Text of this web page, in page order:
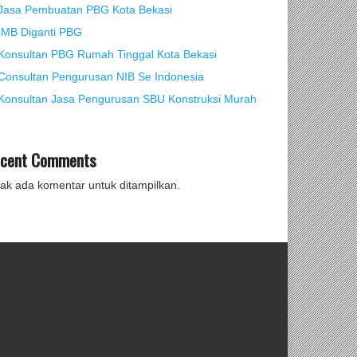
Pembuatan PBG Kota Bekasi
Diganti PBG
PBG Rumah Tinggal Kota Bekasi
Pengurusan NIB Se Indonesia
Jasa Pengurusan SBU Konstruksi Murah
Comments
ada komentar untuk ditampilkan.